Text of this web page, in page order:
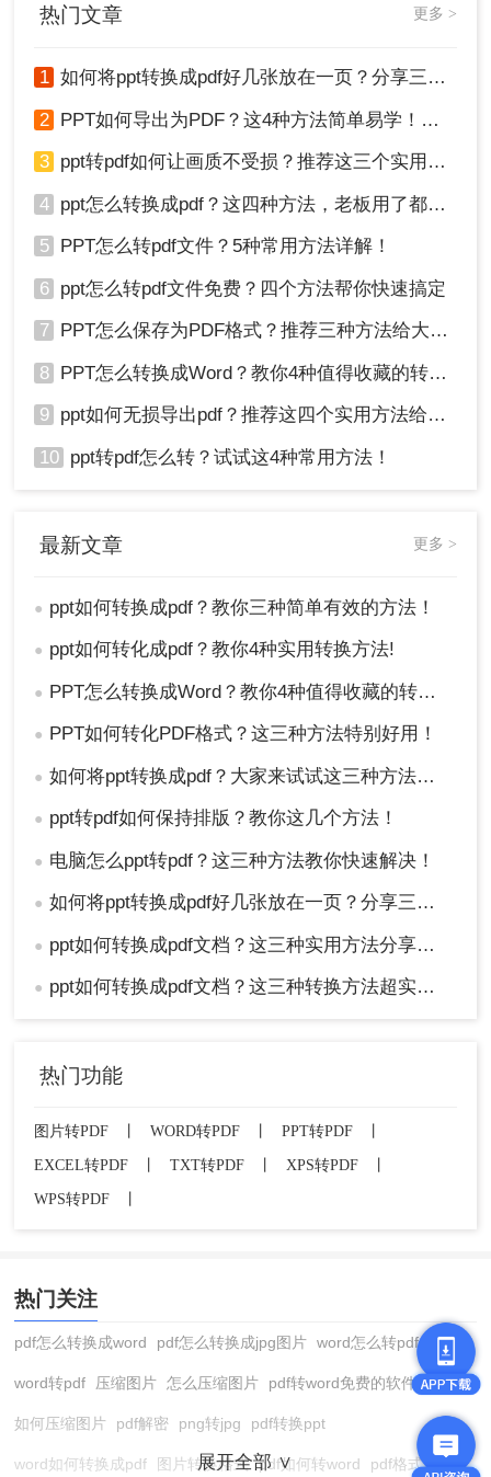
1、打开在线ppt转pdf网址：
2、上传要转换的PPT文件，在线支持4份文件同时
转换哦~
3、PPT文档上传后如果对转换页面有要求可设置一
下，然后点击开始转换。
以根据自己的需求和实际情况选择最适合的转换方
用在线转换工具；对于需要批量转换或保持较高转
换质量的用户，建议使用专业的PDF转换器；而对
于已经安装了办公软件且对转换质量要求不高的用
热门文章 更多 >
1 如何将ppt转换成pdf好几张放在一页？分享三种简单且高效的方法！
2 PPT如何导出为PDF？这4种方法简单易学！值得收藏！
3 ppt转pdf如何让画质不受损？推荐这三个实用方法给你！
4 ppt怎么转换成pdf？这四种方法，老板用了都给满分！
5 PPT怎么转pdf文件？5种常用方法详解！
6 ppt怎么转pdf文件免费？四个方法帮你快速搞定
7 PPT怎么保存为PDF格式？推荐三种方法给大家！
8 PPT怎么转换成Word？教你4种值得收藏的转换方法!！
9 ppt如何无损导出pdf？推荐这四个实用方法给你！
10 ppt转pdf怎么转？试试这4种常用方法！
最新文章 更多 >
● ppt如何转换成pdf？教你三种简单有效的方法！
● ppt如何转化成pdf？教你4种实用转换方法!
● PPT怎么转换成Word？教你4种值得收藏的转换方法!！
● PPT如何转化PDF格式？这三种方法特别好用！
● 如何将ppt转换成pdf？大家来试试这三种方法吧！
● ppt转pdf如何保持排版？教你这几个方法！
● 电脑怎么ppt转pdf？这三种方法教你快速解决！
● 如何将ppt转换成pdf好几张放在一页？分享三种简单且高效的方法！
● ppt如何转换成pdf文档？这三种实用方法分享给你！
● ppt如何转换成pdf文档？这三种转换方法超实用！
热门功能
图片转PDF WORD转PDF PPT转PDF
EXCEL转PDF
TXT转PDF XPS转PDF
WPS转PDF
热门关注
pdf怎么转换成word pdf怎么转换成jpg图片 word怎么转pdf
word转pdf 压缩图片 怎么压缩图片 pdf转word免费的软件
如何压缩图片 pdf解密 png转jpg pdf转换ppt
word如何转换成pdf 图片转换格式 pdf如何转word pdf格式转换
展开全部 ∨